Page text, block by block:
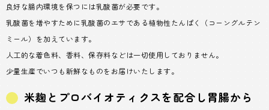
良好な腸内環境を保つには乳酸菌が必要です。
乳酸菌を増やすために乳酸菌のエサである植物性たんぱく（コーングルテン
ミール）を加えています。
人工的な着色料、香料、保存料などは一切使用しておりません。
少量生産でいつも新鮮なものをお届けいたします。
米麹とプロバイオティクスを配合し胃腸から